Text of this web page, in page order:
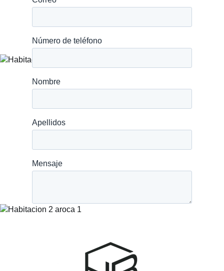
Home
Sobre nosotros
Proyectos
Blog